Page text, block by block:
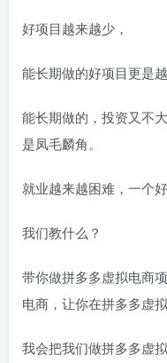
好项目越来越少，
能长期做的好项目更是
能长期做的，投资又不
是凤毛麟角。
就业越来越困难，一个
我们教什么？
带你做拼多多虚拟电商
电商，让你在拼多多虚
我会把我们做拼多多虚